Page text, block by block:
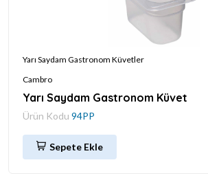
Yarı Saydam Gastronom Küvetler
Cambro
Yarı Saydam Gastronom Küvet
Ürün Kodu 94PP
Sepete Ekle